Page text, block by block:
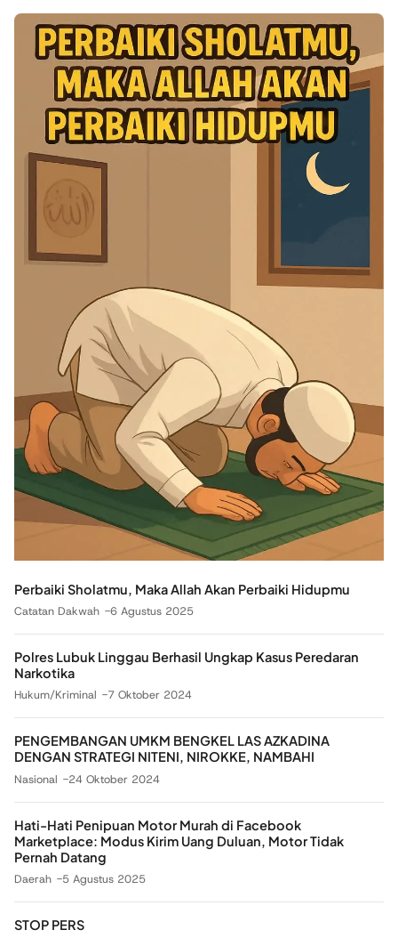
Perbaiki Sholatmu, Maka Allah Akan Perbaiki Hidupmu
Catatan Dakwah 6 Agustus 2025
Polres Lubuk Linggau Berhasil Ungkap Kasus Peredaran
Narkotika
Hukum/Kriminal 7 Oktober 2024
PENGEMBANGAN UMKM BENGKEL LAS AZKADINA
DENGAN STRATEGI NITENI, NIROKKE, NAMBAHI
Nasional 24 Oktober 2024
Hati-Hati Penipuan Motor Murah di Facebook
Marketplace: Modus Kirim Uang Duluan, Motor Tidak
Pernah Datang
Daerah 5 Agustus 2025
STOP PERS